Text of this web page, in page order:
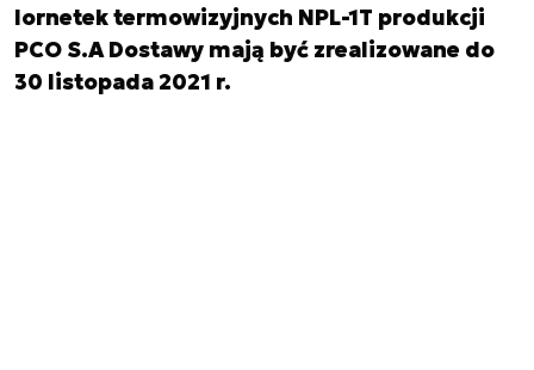
lornetek termowizyjnych NPL-1T produkcji
PCO S.A Dostawy mają być zrealizowane do
30 listopada 2021 r.